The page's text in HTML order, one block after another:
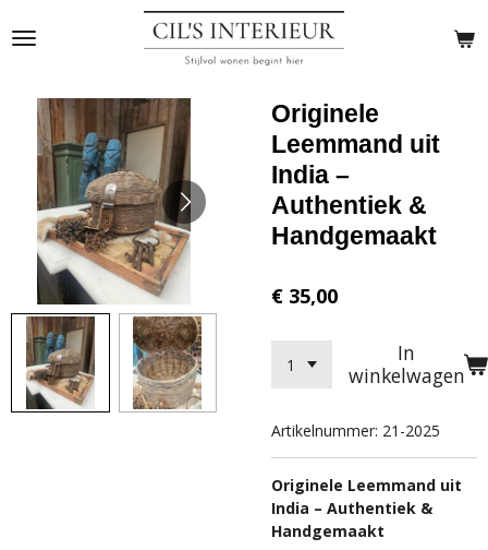
direct
hoofdinhoud
Originele
Leemmand uit
India –
Authentiek &
Handgemaakt
€ 35,00
In
winkelwagen
Artikelnummer: 21-2025
Originele Leemmand uit
India – Authentiek &
Handgemaakt